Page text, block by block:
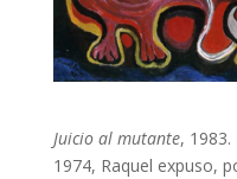
Juicio al mutante, 1983.
1974, Raquel expuso,